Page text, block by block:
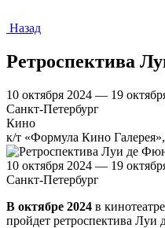
Назад
Ретроспектива
10 октября 2024 — 19
Санкт-Петербург
Кино
к/т «Формула Кино
10 октября 2024 — 19
Санкт-Петербург
В октябре 2024 в
пройдет ретроспектива Луи